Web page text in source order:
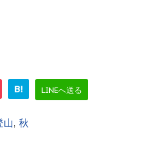
B! LINEへ送る
山, 秋